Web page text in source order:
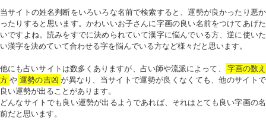
当サイトの姓名判断をいろいろな名前で検索すると、運勢が良かったり悪か
ったりすると思います。かわいいお子さんに字画の良い名前をつけてあげた
いですよね。読みをすでに決められていて漢字に悩んでいる方、逆に使いた
い漢字を決めていて合わせる字を悩んでいる方など様々だと思います。
他にも占いサイトは数多くありますが、占い師や流派によって、
字画の数え
方 や 運勢の吉凶 が異なり、当サイトで運勢が良くなくても、他のサイトで
良い運勢が出ることがあります。
どんなサイトでも良い運勢が出るようであれば、それはとても良い字画の名
前だと思います。